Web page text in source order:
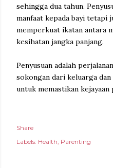
sehingga dua tahun.
manfaat kepada bayi tetapi
memperkuat ikatan antara
kesihatan jangka panjang.
Penyusuan adalah
sokongan dari keluarga
untuk memastikan kejayaan
Share
Labels: Health Parenting